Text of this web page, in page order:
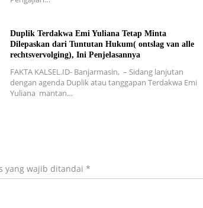
Duplik Terdakwa Emi Yuliana Tetap Minta
Dilepaskan dari Tuntutan Hukum( ontslag van alle
rechtsvervolging), Ini Penjelasannya
FAKTA KALSEL.ID- Banjarmasin, – Sidang lanjutan
dengan agenda Duplik atau tanggapan Terdakwa Emi
Yuliana mantan…
yang wajib ditandai *